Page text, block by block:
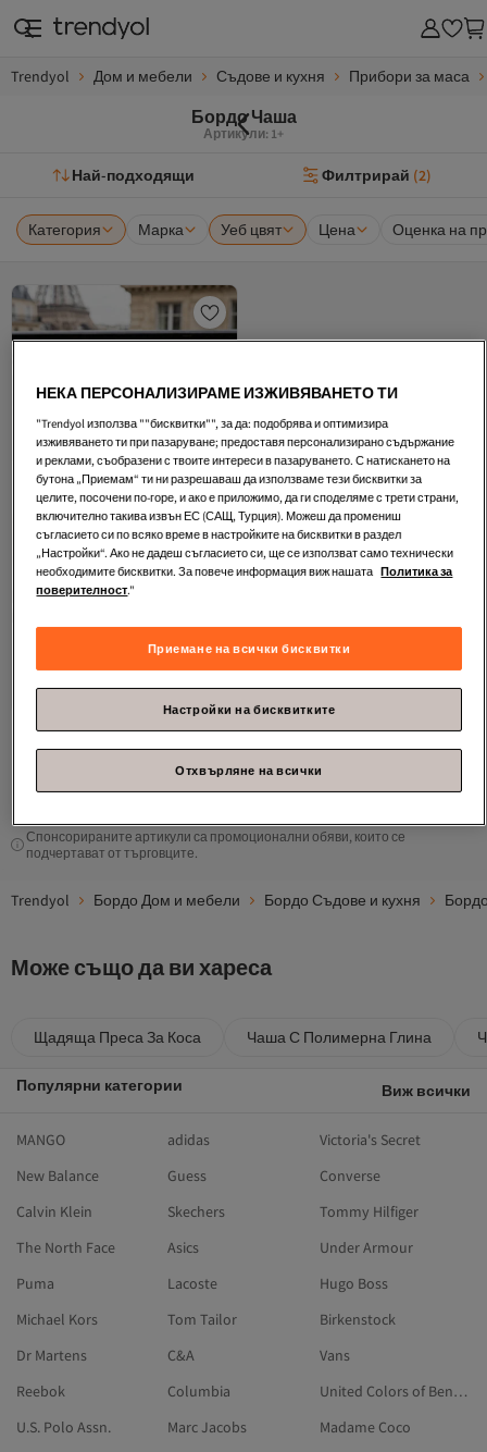
Trendyol Дом и мебели Съдове и кухня Прибори за маса
Бордо Чаша
Артикули: 1+
Най-подходящи Филтрирай (2)
Категория Марка Уеб цвят Цена Оценка на
бордо червени порцеланови
чаши с минималистичен шарен
дизайн 220 мл TPHAW26UP00002
4.5 (23)
-55% 11,
1
Спонсорираните артикули са промоционални обяви, които се
подчертават от търговците.
Trendyol Бордо Дом и мебели Бордо Съдове и кухня
Може също да ви хареса
Щадяща Преса За Коса Чаша С Полимерна Глина
Популярни категории Виж всички
MANGO adidas
Victoria's Secret
New Balance
Guess
Converse
Calvin Klein
Skechers
Tommy Hilfiger
The North Face
Asics
Under Armour
Puma
Lacoste
Hugo Boss
Michael Kors
Tom Tailor
Birkenstock
Dr Martens
C&A
Vans
Reebok
Columbia
United Colors of Benetton
U.S. Polo Assn.
Marc Jacobs
Madame Coco
НЕКА ПЕРСОНАЛИЗИРАМЕ ИЗЖИВЯВАНЕТО ТИ
"Trendyol използва ""бисквитки"", за да: подобрява и оптимизира
изживяването ти при пазаруване; предоставя персонализирано съдържание
и реклами, съобразени с твоите интереси в пазаруването. С натискането на
бутона „Приемам“ ти ни разрешаваш да използваме тези бисквитки за
целите, посочени по-горе, и ако е приложимо, да ги споделяме с трети страни,
включително такива извън ЕС (САЩ, Турция). Можеш да промениш
съгласието си по всяко време в настройките на бисквитки в раздел
„Настройки“. Ако не дадеш съгласието си, ще се използват само технически
необходимите бисквитки. За повече информация виж нашата Политика за
поверителност."
Приемане на всички бисквитки
Настройки на бисквитките
Отхвърляне на всички